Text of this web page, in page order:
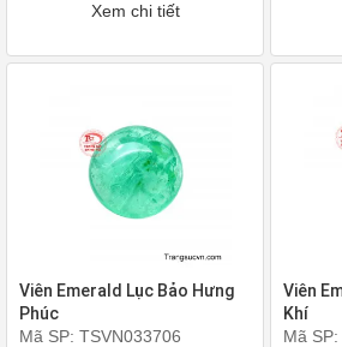
Xem chi tiết
Viên Emerald Lục Bảo Hưng
Phúc
Mã SP: TSVN033706
Viên
Khí
Mã